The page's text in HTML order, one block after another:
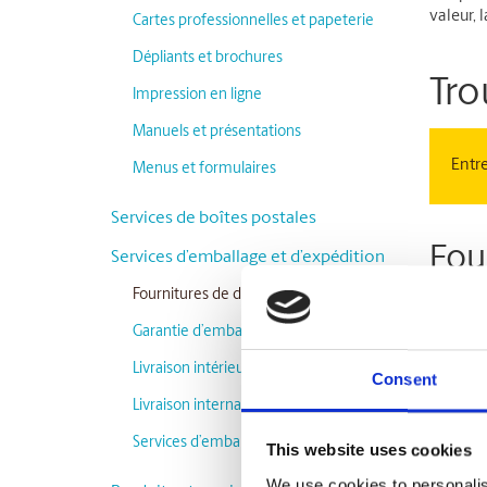
Consent
This website uses cookies
valeur,
Les
Besoin
le film
forme
Cartes professionnelles et papeterie
Dépliants et brochures
Impression en ligne
Manuels et présentations
Menus et formulaires
Services de boîtes postales
Services d’emballage et d’expédition
Fournitures de déménagement
Garantie d’emballage et d’expédition
Livraison intérieure
Livraison internationale
Services d’emballage